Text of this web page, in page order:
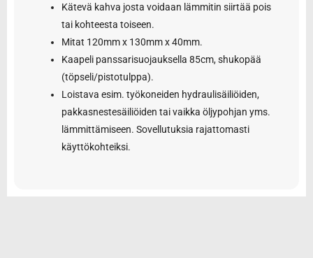
Kätevä kahva josta voidaan lämmitin siirtää pois
tai kohteesta toiseen.
Mitat 120mm x 130mm x 40mm.
Kaapeli panssarisuojauksella 85cm, shukopää
(töpseli/pistotulppa).
Loistava esim. työkoneiden hydraulisäiliöiden,
pakkasnestesäiliöiden tai vaikka öljypohjan yms.
lämmittämiseen. Sovellutuksia rajattomasti
käyttökohteiksi.